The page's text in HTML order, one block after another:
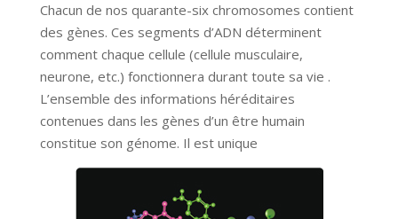
Chacun de nos quarante-six chromosomes contient
des gènes. Ces segments d’ADN déterminent
comment chaque cellule (cellule musculaire,
neurone, etc.) fonctionnera durant toute sa vie .
L’ensemble des informations héréditaires
contenues dans les gènes d’un être humain
constitue son génome. Il est unique